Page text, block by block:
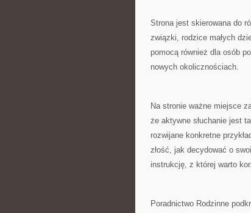
Strona jest skierowana do
związki, rodzice małych
pomocą również dla osób
nowych okolicznościach.
Na stronie ważne miejsce
że aktywne słuchanie jest
rozwijane konkretne
złość, jak decydować o
instrukcję, z której warto
Poradnictwo Rodzinne